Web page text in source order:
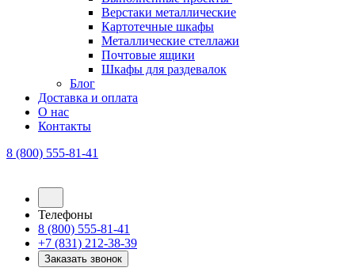
Верстаки металлические
Картотечные шкафы
Металлические стеллажи
Почтовые ящики
Шкафы для раздевалок
Блог
Доставка и оплата
О нас
Контакты
8 (800) 555-81-41
Телефоны
8 (800) 555-81-41
+7 (831) 212-38-39
Заказать звонок